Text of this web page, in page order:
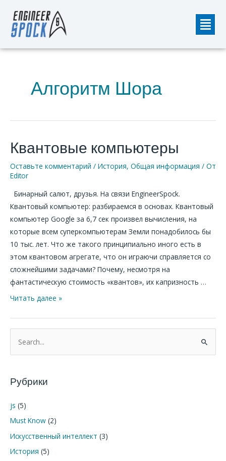
содержимому
Алгоритм Шора
Квантовые компьютеры
Оставьте комментарий / История, Общая информация / От
Editor
Бинарный салют, друзья. На связи EngineerSpock.
Квантовый компьютер: разбираемся в основах. Квантовый
компьютер Google за 6,7 сек произвел вычисления, на
которые всем суперкомпьютерам Земли понадобилось бы
10 тыс. лет. Что же такого принципиально иного есть в
этом квантовом агрегате, что он играючи справляется со
сложнейшими задачами? Почему, несмотря на
фантастическую стоимость «квантов», их капризность …
Квантовые
компьютеры
Читать далее »
о
с
:
Рубрики
js (5)
Must Know (2)
Искусственный интеллект (3)
История (5)